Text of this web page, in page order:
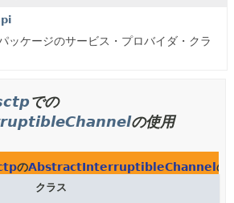
ッケージのサービス・プロバイダ・クラ
での
の使用
のAbstractInterruptibleChannelの
クラス